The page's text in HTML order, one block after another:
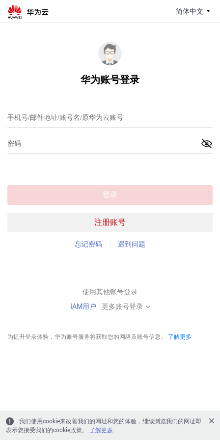
简体中文
华为账号登录
注册账号
登录
忘记密码 遇到问题
使用其他账号登录
IAM用户 | 更多账号登录
为提升登录体验，华为账号服务将获取您的网络及账号信息。 了解更多
我们使用cookie来改善我们的网址和您的体验，继续浏览我们的网址即
表示您接受我们的cookie政策。
了解更多